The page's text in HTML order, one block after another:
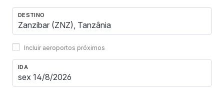
DESTINO
Incluir aeroportos próximos
IDA